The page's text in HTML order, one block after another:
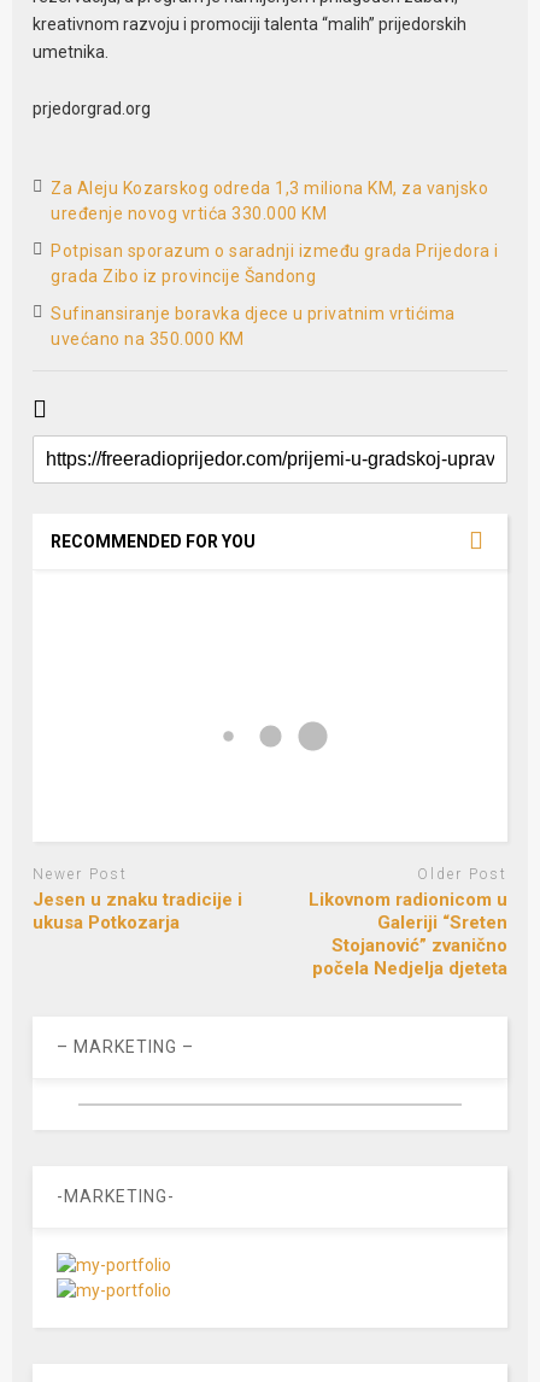
kreativnom razvoju i promociji talenta “malih” prijedorskih
umetnika.
prjedorgrad.org
Za Aleju Kozarskog odreda 1,3 miliona KM, za vanjsko
uređenje novog vrtića 330.000 KM
Potpisan sporazum o saradnji između grada Prijedora i
grada Zibo iz provincije Šandong
Sufinansiranje boravka djece u privatnim vrtićima
uvećano na 350.000 KM
RECOMMENDED FOR YOU
Newer Post
Jesen u znaku tradicije i
ukusa Potkozarja
Older Post
Likovnom radionicom u
Galeriji “Sreten
Stojanović” zvanično
počela Nedjelja djeteta
– MARKETING –
-MARKETING-